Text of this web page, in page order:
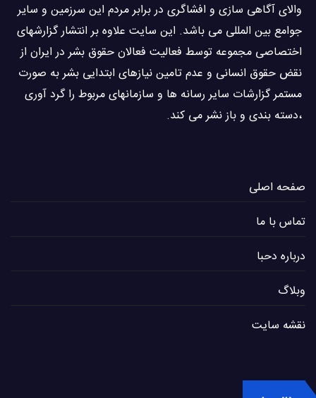
والاى آگاهى سازی و افشاگرى در برابر مردم این سرزمین و ساير
جوامع بین المللى می باشد. این سایت علاوه بر انتشار گزارشهای
اختصاصی مجموعه توسط فعاليت فعالان حقوق بشر در ایران از
نقض حقوق انسانی و عدم تامین نیازهای ابتدایی بشر به صورت
مستمر گزارشات سایر رسانه ها و سازمانهای مربوط را گرد آوری
،دسته بندی و باز نشر می كند.
صفحه اصلی
تماس با ما
درباره دحبا
وبلاگ
نقشه سایت